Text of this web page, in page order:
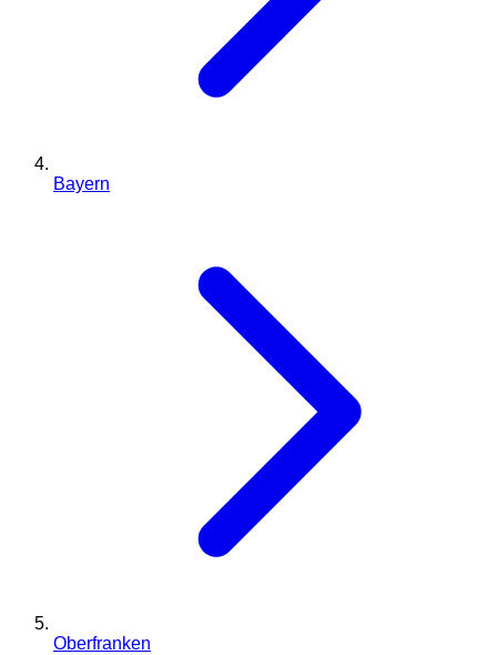
Bayern
Oberfranken